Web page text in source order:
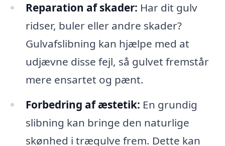
Reparation af skader: Har dit gulv
ridser, buler eller andre skader?
Gulvafslibning kan hjælpe med at
udjævne disse fejl, så gulvet fremstår
mere ensartet og pænt.
Forbedring af æstetik: En grundig
slibning kan bringe den naturlige
skønhed i trægulve frem. Dette kan